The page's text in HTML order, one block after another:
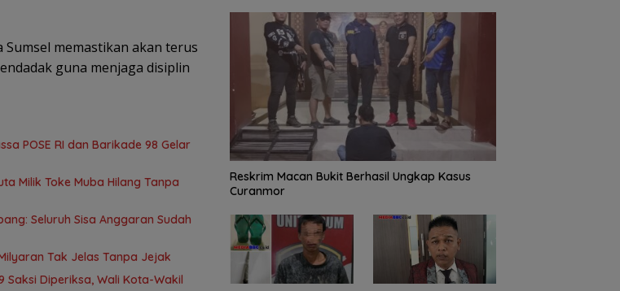
memastikan akan terus
guna menjaga disiplin
POSE RI dan Barikade 98 Gelar
Milik Toke Muba Hilang Tanpa
Seluruh Sisa Anggaran Sudah
Tak Jelas Tanpa Jejak
Diperiksa, Wali Kota-Wakil
Reskrim Macan Bukit Berhasil Ungkap Kasus
Curanmor